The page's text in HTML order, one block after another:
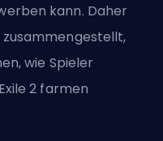
kann. Daher
wie Spieler
2 farmen